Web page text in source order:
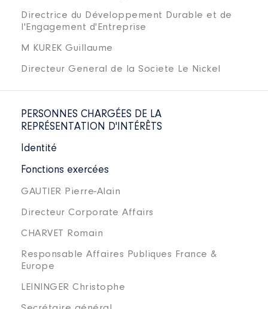
Directrice du Développement Durable et de
l'Engagement d'Entreprise
M KUREK Guillaume
Directeur General de la Societe Le Nickel
PERSONNES CHARGÉES DE LA
REPRÉSENTATION D'INTÉRÊTS
Identité
Fonctions exercées
GAUTIER Pierre-Alain
Directeur Corporate Affairs
CHARVET Romain
Responsable Affaires Publiques France &
Europe
LEININGER Christophe